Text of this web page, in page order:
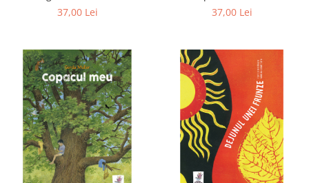
37,00 Lei
37,00 Lei